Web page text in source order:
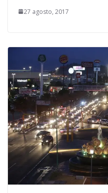
27 agosto, 2017